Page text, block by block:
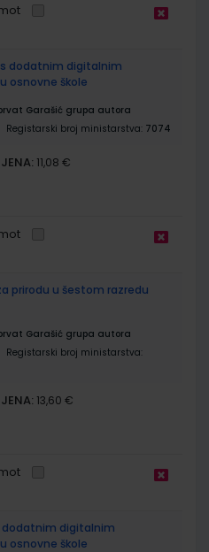
s dodatnim digitalnim
osnovne škole
Garašić grupa autora
Registarski broj ministarstva: 7074
11,08 €
prirodu u šestom razredu
Garašić grupa autora
Registarski broj ministarstva:
13,60 €
dodatnim digitalnim
osnovne škole